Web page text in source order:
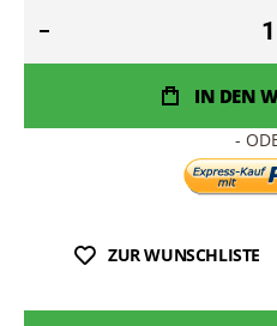
IN DEN
ZUR WUNSCHLISTE